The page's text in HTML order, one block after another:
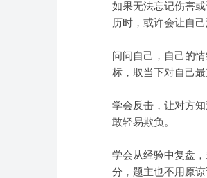
如果无法忘记伤害
历时，或许会让自己
问问自己，自己的
标，取当下对自己
学会反击，让对方
敢轻易欺负。
学会从经验中复盘
分，题主也不用原